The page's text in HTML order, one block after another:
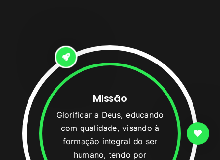
Missão
Glorificar a Deus, educando
com qualidade, visando à
formação integral do ser
humano, tendo por